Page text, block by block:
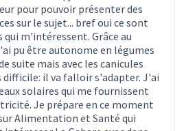
pour pouvoir présenter des
sur le sujet... bref oui ce sont
qui m'intéressent. Grâce au
pu être autonome en légumes
suite mais avec les canicules
difficile: il va falloir s'adapter. J'ai
solaires qui me fournissent
Je prépare en ce moment
Alimentation et Santé qui